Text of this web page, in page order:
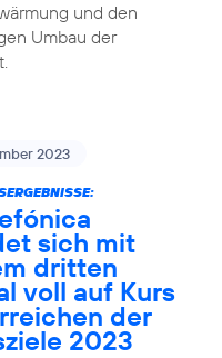
und den
Umbau der
2023
sich mit
dritten
voll auf Kurs
der
2023